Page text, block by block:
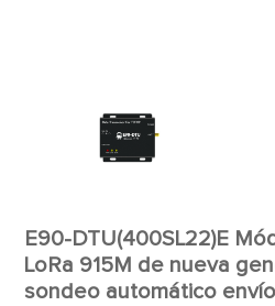
E90-DTU(400SL22)E
LoRa 915M de nueva
sondeo automático